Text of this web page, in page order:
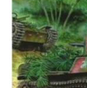
infanterie
cavalerie